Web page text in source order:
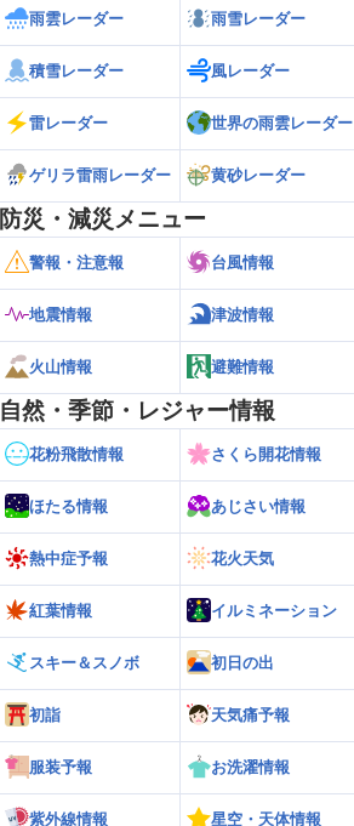
雨雲レーダー 雨雪レーダー
積雪レーダー 風レーダー
雷レーダー 世界の雨雲レーダー
ゲリラ雷雨レーダー 黄砂レーダー
防災・減災メニュー
警報・注意報 台風情報
地震情報 津波情報
火山情報 避難情報
自然・季節・レジャー情報
花粉飛散情報 さくら開花情報
ほたる情報 あじさい情報
熱中症予報 花火天気
紅葉情報 イルミネーション
スキー＆スノボ 初日の出
初詣 天気痛予報
服装予報 お洗濯情報
紫外線情報 星空・天体情報